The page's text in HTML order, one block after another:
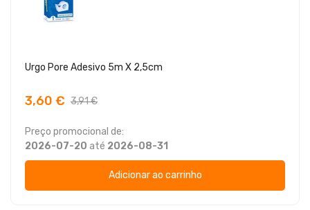
Urgo Pore Adesivo 5m X 2,5cm
3,60 € 3,91 €
Preço promocional de:
2026-07-20 até 2026-08-31
Adicionar ao carrinho